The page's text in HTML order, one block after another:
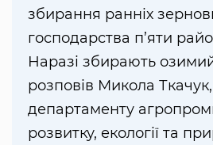
збирання ранніх
господарства п’яти
Наразі збирають
розповів Микола
департаменту
розвитку, екології та